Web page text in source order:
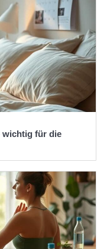
wichtig für die